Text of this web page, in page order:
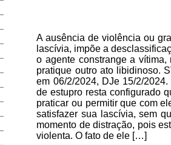
A ausência de violência ou
lascívia, impõe a
o agente constrange a
pratique outro ato libidinoso.
em 06/2/2024, DJe 15/2/
de estupro resta configurado
praticar ou permitir que com
satisfazer sua lascívia, sem
momento de distração, pois
violenta. O fato de ele […]